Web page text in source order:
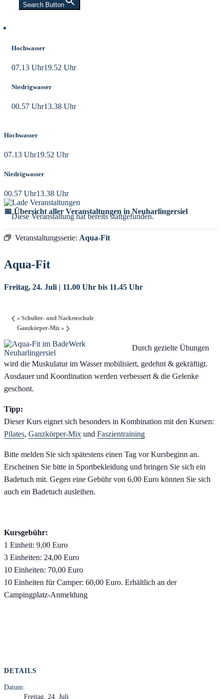
Search Button
Hochwasser
07.13 Uhr19.52 Uhr
Niedrigwasser
00.57 Uhr13.38 Uhr
Hochwasser
07.13 Uhr19.52 Uhr
Niedrigwasser
00.57 Uhr13.38 Uhr
📅 Übersicht aller Veranstaltungen in Neuharlingersiel
Diese Veranstaltung hat bereits stattgefunden.
Veranstaltungsserie: Aqua-Fit
Aqua-Fit
Freitag, 24. Juli | 11.00 Uhr bis 11.45 Uhr
« Schulter- und Nackenschule
Ganzkörper-Mix »
Durch gezielte Übungen
wird die Muskulatur im Wasser mobilisiert, gedehnt & gekräftigt.
Ausdauer und Koordination werden verbessert & die Gelenke
geschont.
Tipp:
Dieser Kurs eignet sich besonders in Kombination mit den Kursen:
Pilates, Ganzkörper-Mix und Faszientraining
Bitte melden Sie sich spätestens einen Tag vor Kursbeginn an.
Erscheinen Sie bitte in Sportbekleidung und bringen Sie sich ein
Badetuch mit. Gegen eine Gebühr von 6,00 Euro können Sie sich
auch ein Badetuch ausleihen.
Kursgebühr:
1 Einheit: 9,00 Euro
3 Einheiten: 24,00 Euro
10 Einheiten: 70,00 Euro
10 Einheiten für Camper: 60,00 Euro. Erhältlich an der
Campingplatz-Anmeldung
DETAILS
Datum:
Freitag, 24. Juli